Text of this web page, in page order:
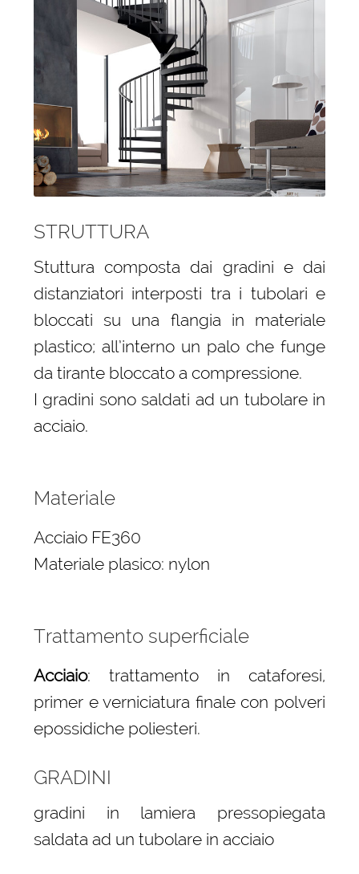
STRUTTURA
Stuttura composta dai gradini e dai
distanziatori interposti tra i tubolari e
bloccati su una flangia in materiale
plastico; all’interno un palo che funge
da tirante bloccato a compressione.
I gradini sono saldati ad un tubolare in
acciaio.
Materiale
Acciaio FE360
Materiale plasico: nylon
Trattamento superficiale
Acciaio: trattamento in cataforesi,
primer e verniciatura finale con polveri
epossidiche poliesteri.
GRADINI
gradini in lamiera pressopiegata
saldata ad un tubolare in acciaio